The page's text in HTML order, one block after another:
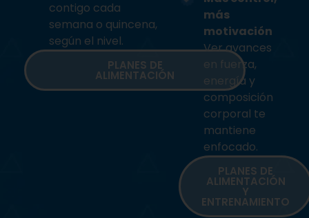
contigo cada
semana o quincena,
según el nivel.
PLANES DE
ALIMENTACIÓN
más
motivación
Ver avances
en fuerza,
energía y
composición
corporal te
mantiene
enfocado.
PLANES DE
ALIMENTACIÓN
Y
ENTRENAMIENTO